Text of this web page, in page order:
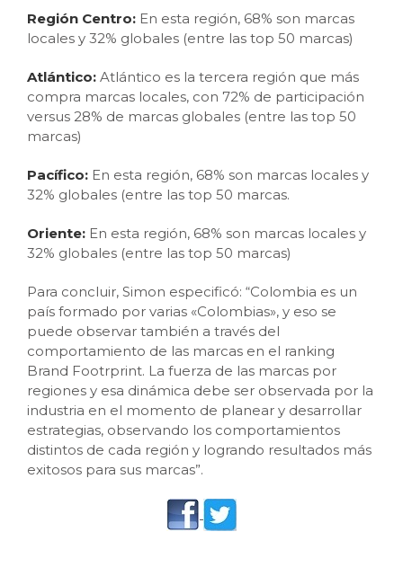
Región Centro: En esta región, 68% son marcas
locales y 32% globales (entre las top 50 marcas)
Atlántico: Atlántico es la tercera región que más
compra marcas locales, con 72% de participación
versus 28% de marcas globales (entre las top 50
marcas)
Pacífico: En esta región, 68% son marcas locales y
32% globales (entre las top 50 marcas.
Oriente: En esta región, 68% son marcas locales y
32% globales (entre las top 50 marcas)
Para concluir, Simon especificó: “Colombia es un
país formado por varias «Colombias», y eso se
puede observar también a través del
comportamiento de las marcas en el ranking
Brand Footrprint. La fuerza de las marcas por
regiones y esa dinámica debe ser observada por la
industria en el momento de planear y desarrollar
estrategias, observando los comportamientos
distintos de cada región y logrando resultados más
exitosos para sus marcas”.